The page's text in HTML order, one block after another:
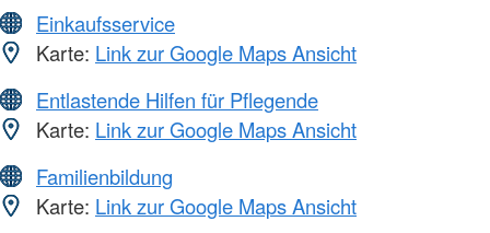
Einkaufsservice
Karte: Link zur Google Maps Ansicht
Entlastende Hilfen für Pflegende
Karte: Link zur Google Maps Ansicht
Familienbildung
Karte: Link zur Google Maps Ansicht